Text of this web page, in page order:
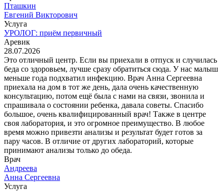
Пташкин
Евгений Викторович
Услуга
УРОЛОГ: приём первичный
Аревик
28.07.2026
Это отличный центр. Если вы приехали в отпуск и случилась
беда со здоровьем, лучше сразу обратиться сюда. У нас малыш
меньше года подхватил инфекцию. Врач Анна Сергеевна
приехала на дом в тот же день, дала очень качественную
консультацию, потом ещё была с нами на связи, звонила и
спрашивала о состоянии ребенка, давала советы. Спасибо
большое, очень квалифицированный врач! Также в центре
своя лаборатория, и это огромное преимущество. В любое
время можно привезти анализы и результат будет готов за
пару часов. В отличие от других лабораторий, которые
принимают анализы только до обеда.
Врач
Андреева
Анна Сергеевна
Услуга